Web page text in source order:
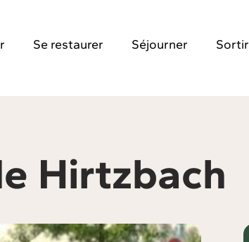
Se restaurer Séjourner Sortir
Hirtzbach